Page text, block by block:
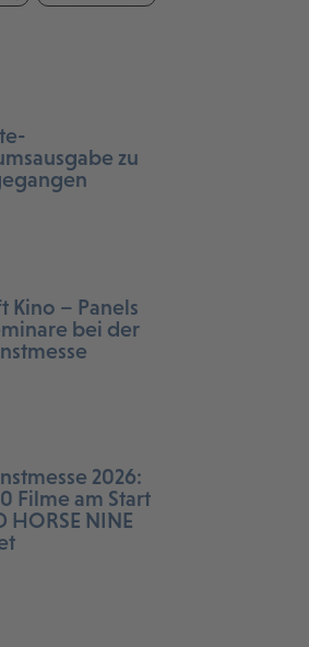
zu
Kino – Panels
bei der
2026:
Filme am Start
HORSE NINE